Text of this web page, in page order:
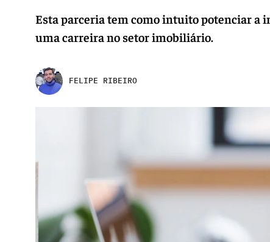
Esta parceria tem como intuito potenciar a
uma carreira no setor imobiliário.
FELIPE RIBEIRO